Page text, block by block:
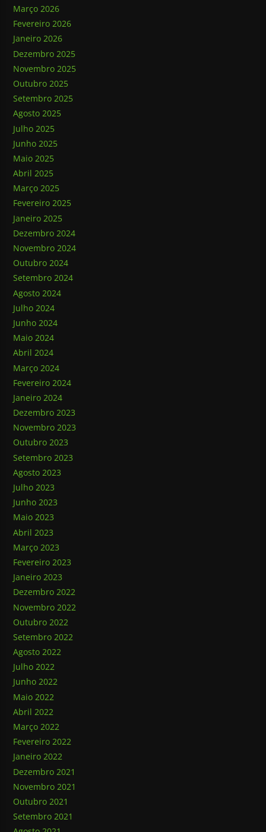
Março 2026
Fevereiro 2026
Janeiro 2026
Dezembro 2025
Novembro 2025
Outubro 2025
Setembro 2025
Agosto 2025
Julho 2025
Junho 2025
Maio 2025
Abril 2025
Março 2025
Fevereiro 2025
Janeiro 2025
Dezembro 2024
Novembro 2024
Outubro 2024
Setembro 2024
Agosto 2024
Julho 2024
Junho 2024
Maio 2024
Abril 2024
Março 2024
Fevereiro 2024
Janeiro 2024
Dezembro 2023
Novembro 2023
Outubro 2023
Setembro 2023
Agosto 2023
Julho 2023
Junho 2023
Maio 2023
Abril 2023
Março 2023
Fevereiro 2023
Janeiro 2023
Dezembro 2022
Novembro 2022
Outubro 2022
Setembro 2022
Agosto 2022
Julho 2022
Junho 2022
Maio 2022
Abril 2022
Março 2022
Fevereiro 2022
Janeiro 2022
Dezembro 2021
Novembro 2021
Outubro 2021
Setembro 2021